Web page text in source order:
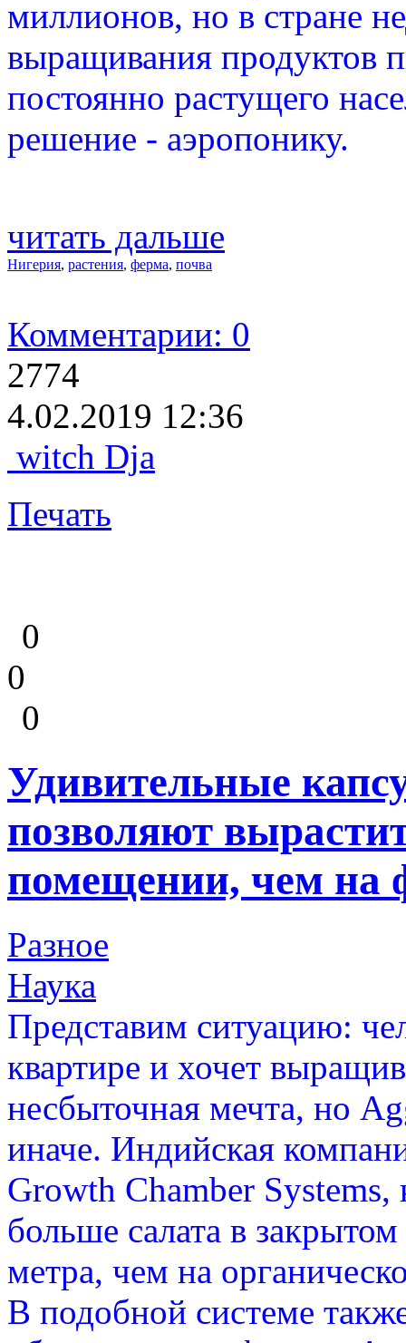
миллионов, но в стране
выращивания продуктов
постоянно растущего
решение - аэропонику.
читать дальше
Нигерия, растения, ферма, почва
Комментарии: 0
2774
4.02.2019 12:36
witch Dja
Печать
0
0
0
Удивительные
позволяют
помещении, чем на
Разное
Наука
Представим ситуацию:
квартире и хочет
несбыточная мечта, но
иначе. Индийская
Growth Chamber
больше салата в
метра, чем на
В подобной системе